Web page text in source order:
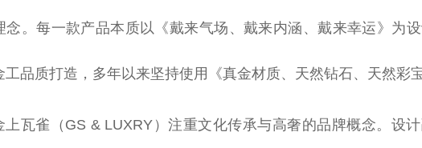
念。每一款产品本质以《戴来气场、戴来内涵、戴来幸运》为
工品质打造，多年以来坚持使用《真金材质、天然钻石、天然彩宝
上瓦雀（GS & LUXRY）注重文化传承与高奢的品牌概念。设